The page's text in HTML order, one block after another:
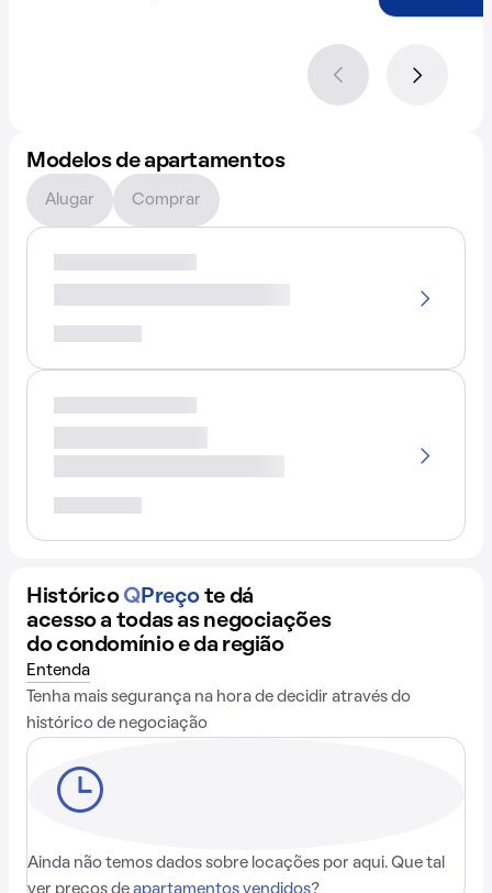
Modelos de apartamentos
Alugar Comprar
Histórico QPreço te dá
acesso a todas as negociações
do condomínio e da região
Entenda
Tenha mais segurança na hora de decidir através do
histórico de negociação
Ainda não temos dados sobre locações por aqui. Que tal
ver preços de apartamentos vendidos?